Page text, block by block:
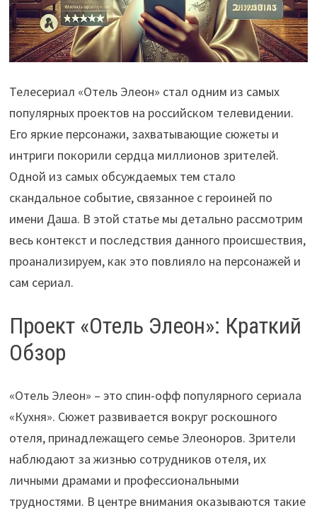
Телесериал «Отель Элеон» стал одним из самых
популярных проектов на российском телевидении.
Его яркие персонажи, захватывающие сюжеты и
интриги покорили сердца миллионов зрителей.
Одной из самых обсуждаемых тем стало
скандальное событие, связанное с героиней по
имени Даша. В этой статье мы детально рассмотрим
весь контекст и последствия данного происшествия,
проанализируем, как это повлияло на персонажей и
сам сериал.
Проект «Отель Элеон»: Краткий
Обзор
«Отель Элеон» – это спин-офф популярного сериала
«Кухня». Сюжет развивается вокруг роскошного
отеля, принадлежащего семье Элеоноров. Зрители
наблюдают за жизнью сотрудников отеля, их
личными драмами и профессиональными
трудностями. В центре внимания оказываются такие